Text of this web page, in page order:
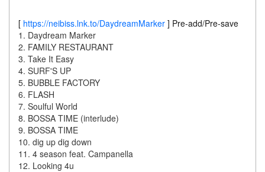
[ https://neibiss.lnk.to/DaydreamMarker ] Pre-add/Pre-save
1. Daydream Marker
2. FAMILY RESTAURANT
3. Take It Easy
4. SURF'S UP
5. BUBBLE FACTORY
6. FLASH
7. Soulful World
8. BOSSA TIME (interlude)
9. BOSSA TIME
10. dig up dig down
11. 4 season feat. Campanella
12. Looking 4u